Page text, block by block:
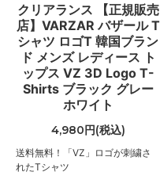
クリアランス 【正規販売
店】VARZAR バザール T
シャツ ロゴT 韓国ブラン
ド メンズ レディース ト
ップス VZ 3D Logo T-
Shirts ブラック グレー
ホワイト
4,980円(税込)
送料無料！「VZ」ロゴが刺繍さ
れたTシャツ